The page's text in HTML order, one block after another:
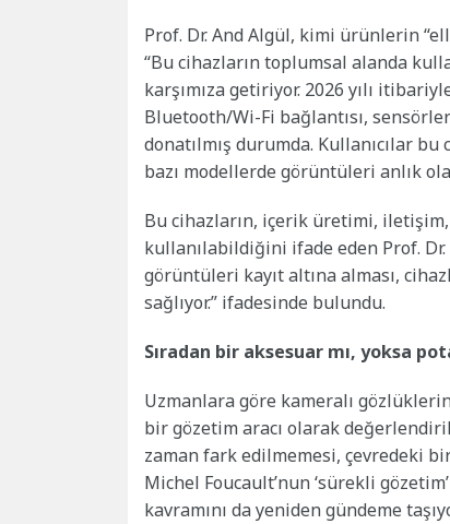
Prof. Dr. And Algül, kimi ürünlerin
“Bu cihazların toplumsal alanda
karşımıza getiriyor. 2026 yılı
Bluetooth/Wi-Fi bağlantısı,
donatılmış durumda. Kullanıcılar
bazı modellerde görüntüleri anlık
Bu cihazların, içerik üretimi,
kullanılabildiğini ifade eden Prof. Dr.
görüntüleri kayıt altına alması,
sağlıyor.” ifadesinde bulundu.
Sıradan bir aksesuar mı, yoksa
Uzmanlara göre kameralı
bir gözetim aracı olarak
zaman fark edilmemesi, çevredeki
Michel Foucault’nun ‘sürekli
kavramını da yeniden gündeme